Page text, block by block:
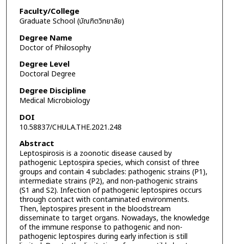
Faculty/College
Graduate School (บัณฑิตวิทยาลัย)
Degree Name
Doctor of Philosophy
Degree Level
Doctoral Degree
Degree Discipline
Medical Microbiology
DOI
10.58837/CHULA.THE.2021.248
Abstract
Leptospirosis is a zoonotic disease caused by
pathogenic Leptospira species, which consist of three
groups and contain 4 subclades: pathogenic strains (P1),
intermediate strains (P2), and non-pathogenic strains
(S1 and S2). Infection of pathogenic leptospires occurs
through contact with contaminated environments.
Then, leptospires present in the bloodstream
disseminate to target organs. Nowadays, the knowledge
of the immune response to pathogenic and non-
pathogenic leptospires during early infection is still